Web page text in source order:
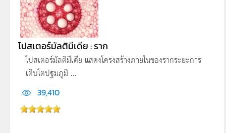
โปสเตอร์มัลติมีเดีย : ราก
โปสเตอร์มัลติมีเดีย แสดงโครงสร้างภายในของรากระยะการ
เติบโตปฐมภูมิ ...
39,410